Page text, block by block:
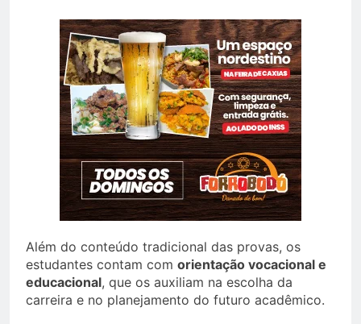
Além do conteúdo tradicional das provas, os
estudantes contam com orientação vocacional e
educacional, que os auxiliam na escolha da
carreira e no planejamento do futuro acadêmico.